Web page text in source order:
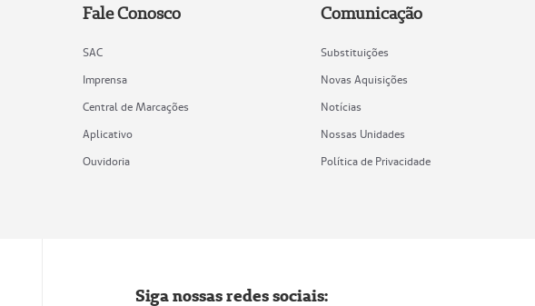
Fale Conosco
SAC
Imprensa
Central de Marcações
Aplicativo
Ouvidoria
Comunicação
Substituições
Novas Aquisições
Notícias
Nossas Unidades
Política de Privacidade
Siga nossas redes sociais: